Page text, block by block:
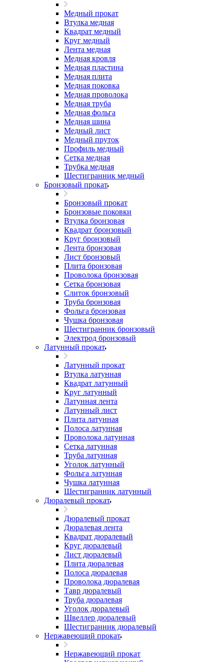
Медный прокат
Втулка медная
Квадрат медный
Круг медный
Лента медная
Медная кровля
Медная пластина
Медная плита
Медная поковка
Медная проволока
Медная труба
Медная фольга
Медная шина
Медный лист
Медный пруток
Профиль медный
Сетка медная
Трубка медная
Шестигранник медный
Бронзовый прокат
Бронзовый прокат
Бронзовые поковки
Втулка бронзовая
Квадрат бронзовый
Круг бронзовый
Лента бронзовая
Лист бронзовый
Плита бронзовая
Проволока бронзовая
Сетка бронзовая
Слиток бронзовый
Труба бронзовая
Фольга бронзовая
Чушка бронзовая
Шестигранник бронзовый
Электрод бронзовый
Латунный прокат
Латунный прокат
Втулка латунная
Квадрат латунный
Круг латунный
Латунная лента
Латунный лист
Плита латунная
Полоса латунная
Проволока латунная
Сетка латунная
Труба латунная
Уголок латунный
Фольга латунная
Чушка латунная
Шестигранник латунный
Дюралевый прокат
Дюралевый прокат
Дюралевая лента
Квадрат дюралевый
Круг дюралевый
Лист дюралевый
Плита дюралевая
Полоса дюралевая
Проволока дюралевая
Тавр дюралевый
Труба дюралевая
Уголок дюралевый
Швеллер дюралевый
Шестигранник дюралевый
Нержавеющий прокат
Нержавеющий прокат